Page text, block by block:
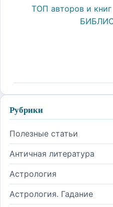
ТОП авторов и книг
Рубрики
Полезные статьи
Античная литература
Астрология
Астрология. Гадание